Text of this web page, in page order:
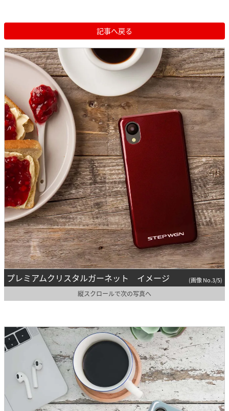
記事へ戻る
プレミアムクリスタルガーネット イメージ (画像 No.3/5)
縦スクロールで次の写真へ